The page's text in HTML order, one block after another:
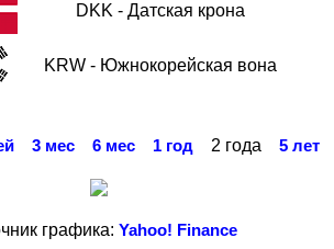
DKK - Датская крона
KRW - Южнокорейская вона
3 мес 6 мес 1 год 2 года 5 лет
графика: Yahoo! Finance